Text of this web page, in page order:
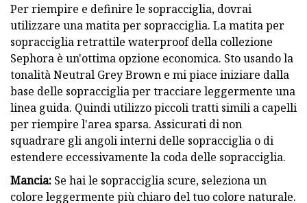
Per riempire e definire le sopracciglia, dovrai
utilizzare una matita per sopracciglia. La matita per
sopracciglia retrattile waterproof della collezione
Sephora è un'ottima opzione economica. Sto usando la
tonalità Neutral Grey Brown e mi piace iniziare dalla
base delle sopracciglia per tracciare leggermente una
linea guida. Quindi utilizzo piccoli tratti simili a capelli
per riempire l'area sparsa. Assicurati di non
squadrare gli angoli interni delle sopracciglia o di
estendere eccessivamente la coda delle sopracciglia.
Mancia: Se hai le sopracciglia scure, seleziona un
colore leggermente più chiaro del tuo colore naturale.